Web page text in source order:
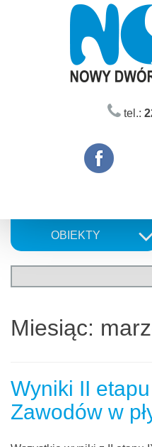
tel.:
OBIEKTY
Miesiąc:
Wyniki II
Zawodów w